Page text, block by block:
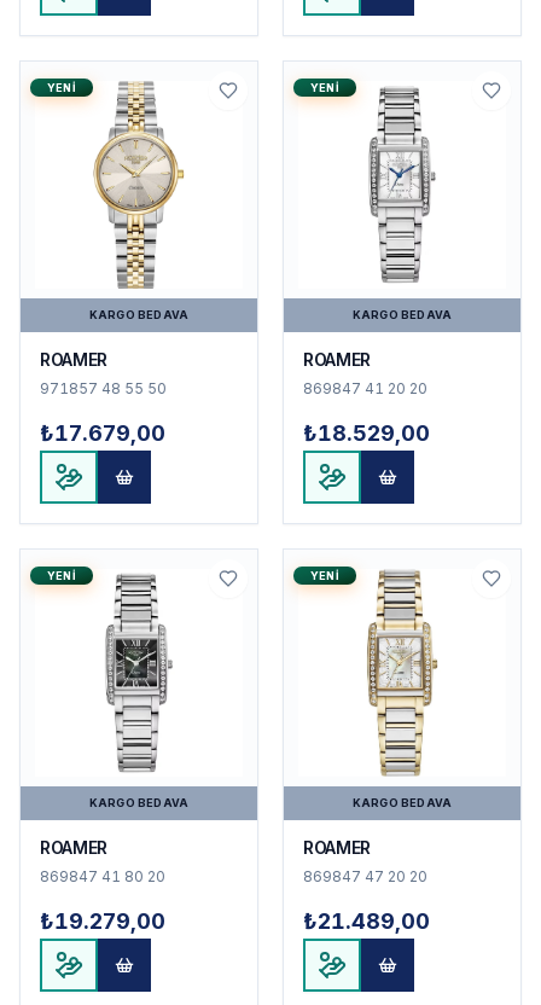
YENI
KARGO BEDAVA
ROAMER
971857 48 55 50
₺17.679,00
YENI
KARGO BEDAVA
ROAMER
869847 41 20 20
₺18.529,00
YENI
KARGO BEDAVA
ROAMER
869847 41 80 20
₺19.279,00
YENI
KARGO BEDAVA
ROAMER
869847 47 20 20
₺21.489,00